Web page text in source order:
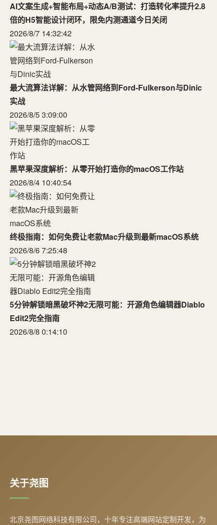
AI文案生成+智能布局+动态A/B测试：打造转化率提升2.8
倍的H5智能设计闭环，限免内测通道今日关闭
2026/8/7 14:32:42
最大流算法详解：从水管网络到Ford-Fulkerson与Dinic
实战
2026/8/5 3:09:00
黑苹果深度解析：从零开始打造你的macOS工作站
2026/8/4 10:40:54
终极指南：如何免费让老款Mac升级到最新macOS系统
2026/8/6 7:25:48
5分钟解锁暗黑破坏神2无限可能：开源角色编辑器Diablo
Edit2完全指南
2026/8/8 0:14:10
关于尧图
北京尧图网络科技有限公司，十年专注高端网站定制开发，为